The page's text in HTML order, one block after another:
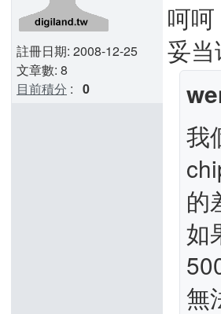
註冊日期: 2008-12-25
文章數: 8
目前積分 : 0
呵
妥
我
的
如
無